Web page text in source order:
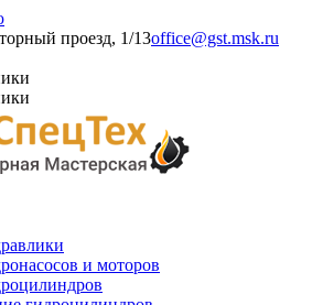
проезд, 1/13office@gst.msk.ru
и моторов